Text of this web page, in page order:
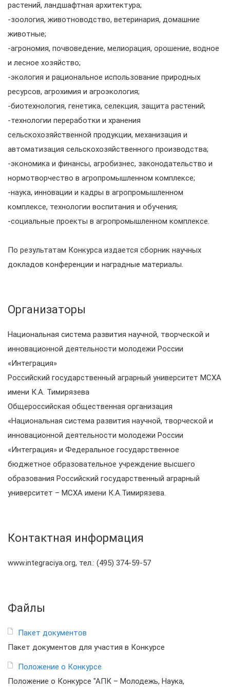
растений, ландшафтная архитектура;
-зоология, животноводство, ветеринария, домашние
животные;
-агрономия, почвоведение, мелиорация, орошение, водное
и лесное хозяйство;
-экология и рациональное использование природных
ресурсов, агрохимия и агроэкология;
-биотехнология, генетика, селекция, защита растений;
-технологии переработки и хранения
сельскохозяйственной продукции, механизация и
автоматизация сельскохозяйственного производства;
-экономика и финансы, агробизнес, законодательство и
нормотворчество в агропромышленном комплексе;
-наука, инновации и кадры в агропромышленном
комплексе, технологии воспитания и обучения;
-социальные проекты в агропромышленном комплексе.
По результатам Конкурса издается сборник научных
докладов конференции и наградные материалы.
Организаторы
Национальная система развития научной, творческой и
инновационной деятельности молодежи России
«Интеграция»
Российский государственный аграрный университет МСХА
имени К.А. Тимирязева
Общероссийская общественная организация
«Национальная система развития научной, творческой и
инновационной деятельности молодежи России
«Интеграция» и Федеральное государственное
бюджетное образовательное учреждение высшего
образования Российский государственный аграрный
университет – МСХА имени К.А.Тимирязева.
Контактная информация
www.integraciya.org, тел.: (495) 374-59-57
Файлы
Пакет документов
Пакет документов для участия в Конкурсе
Положение о Конкурсе
Положение о Конкурсе "АПК – Молодежь, Наука,